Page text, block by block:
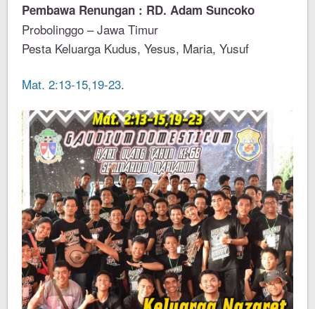
Pembawa Renungan : RD. Adam Suncoko
Probolinggo – Jawa Timur
Pesta Keluarga Kudus, Yesus, Maria, Yusuf
Mat. 2:13-15,19-23.